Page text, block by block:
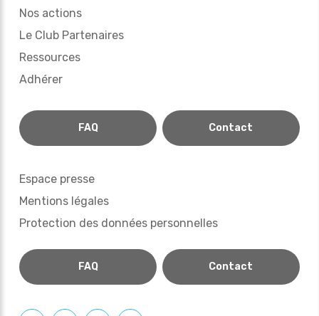
Nos actions
Le Club Partenaires
Ressources
Adhérer
FAQ Contact
Espace presse
Mentions légales
Protection des données personnelles
FAQ Contact